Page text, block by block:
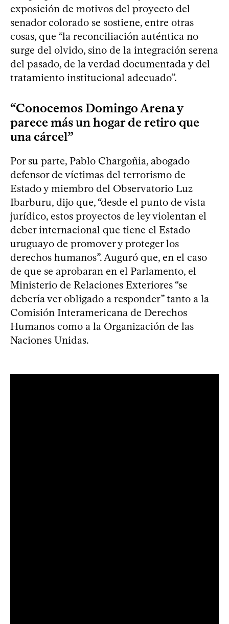
exposición de motivos del proyecto del
senador colorado se sostiene, entre otras
cosas, que “la reconciliación auténtica no
surge del olvido, sino de la integración serena
del pasado, de la verdad documentada y del
tratamiento institucional adecuado”.
“Conocemos Domingo Arena y
parece más un hogar de retiro que
una cárcel”
Por su parte, Pablo Chargoñia, abogado
defensor de víctimas del terrorismo de
Estado y miembro del Observatorio Luz
Ibarburu, dijo que, “desde el punto de vista
jurídico, estos proyectos de ley violentan el
deber internacional que tiene el Estado
uruguayo de promover y proteger los
derechos humanos”. Auguró que, en el caso
de que se aprobaran en el Parlamento, el
Ministerio de Relaciones Exteriores “se
debería ver obligado a responder” tanto a la
Comisión Interamericana de Derechos
Humanos como a la Organización de las
Naciones Unidas.